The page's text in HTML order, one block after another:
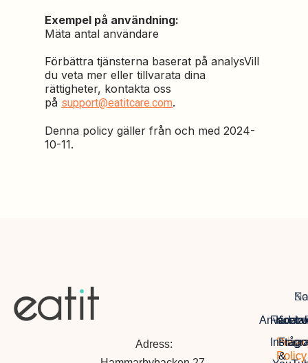
Exempel på användning:
Mäta antal användare
Förbättra tjänsterna baserat på analysVill
du veta mer eller tillvarata dina
rättigheter, kontakta oss
på support@eatitcare.com.
Denna policy gäller från och med 2024-
10-11.
Adress:
Policy
&